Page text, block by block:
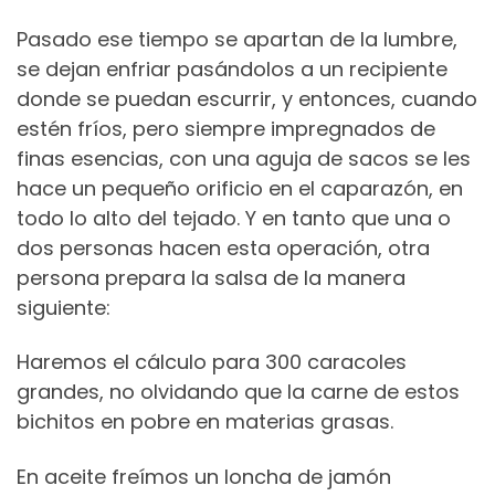
Pasado ese tiempo se apartan de la lumbre,
se dejan enfriar pasándolos a un recipiente
donde se puedan escurrir, y entonces, cuando
estén fríos, pero siempre impregnados de
finas esencias, con una aguja de sacos se les
hace un pequeño orificio en el caparazón, en
todo lo alto del tejado. Y en tanto que una o
dos personas hacen esta operación, otra
persona prepara la salsa de la manera
siguiente:
Haremos el cálculo para 300 caracoles
grandes, no olvidando que la carne de estos
bichitos en pobre en materias grasas.
En aceite freímos un loncha de jamón